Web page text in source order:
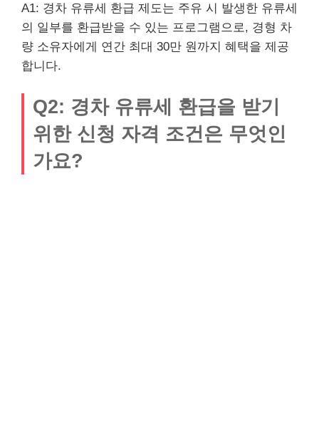
A1: 경차 유류세 환급 제도는 주유 시 발생한 유류세
의 일부를 환급받을 수 있는 프로그램으로, 경형 차
량 소유자에게 연간 최대 30만 원까지 혜택을 제공
합니다.
Q2: 경차 유류세 환급을 받기
위한 신청 자격 조건은 무엇인
가요?